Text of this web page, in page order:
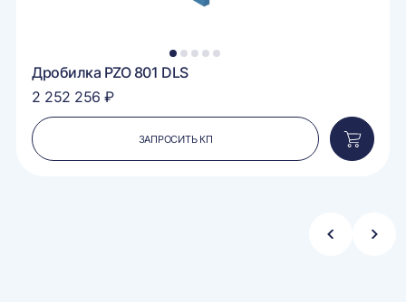
1 2 3 4 5
Дробилка PZO 801 DLS
2 252 256 ₽
ЗАПРОСИТЬ КП
в
Стрелка